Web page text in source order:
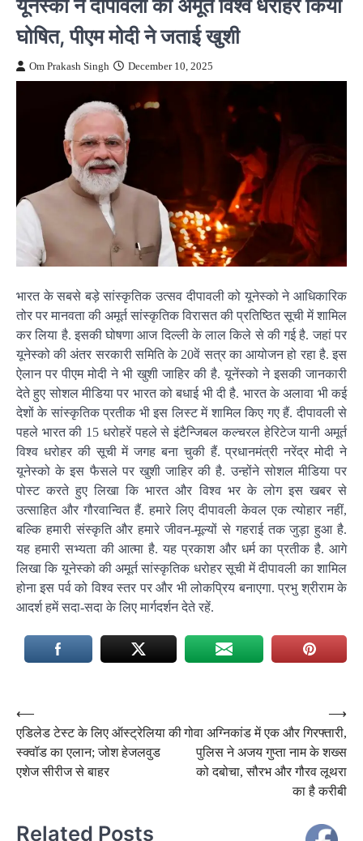
घोषित, पीएम मोदी ने जताई खुशी
Om Prakash Singh December 10, 2025
भारत के सबसे बड़े सांस्कृतिक उत्सव दीपावली को यूनेस्को ने आधिकारिक
तोर पर मानवता की अमूर्त सांस्कृतिक विरासत की प्रतिष्ठित सूची में शामिल
कर लिया है. इसकी घोषणा आज दिल्ली के लाल किले से की गई है. जहां पर
यूनेस्को की अंतर सरकारी समिति के 20वें सत्र का आयोजन हो रहा है. इस
ऐलान पर पीएम मोदी ने भी खुशी जाहिर की है. यूनेंस्को ने इसकी जानकारी
देते हुए सोशल मीडिया पर भारत को बधाई भी दी है. भारत के अलावा भी कई
देशों के सांस्कृतिक प्रतीक भी इस लिस्ट में शामिल किए गए हैं. दीपावली से
पहले भारत की 15 धरोहरें पहले से इंटैन्जिबल कल्चरल हेरिटेज यानी अमूर्त
विश्व धरोहर की सूची में जगह बना चुकी हैं. प्रधानमंत्री नरेंद्र मोदी ने
यूनेस्को के इस फैसले पर खुशी जाहिर की है. उन्होंने सोशल मीडिया पर
पोस्ट करते हुए लिखा कि भारत और विश्व भर के लोग इस खबर से
उत्साहित और गौरवान्वित हैं. हमारे लिए दीपावली केवल एक त्योहार नहीं,
बल्कि हमारी संस्कृति और हमारे जीवन-मूल्यों से गहराई तक जुड़ा हुआ है.
यह हमारी सभ्यता की आत्मा है. यह प्रकाश और धर्म का प्रतीक है. आगे
लिखा कि यूनेस्को की अमूर्त सांस्कृतिक धरोहर सूची में दीपावली का शामिल
होना इस पर्व को विश्व स्तर पर और भी लोकप्रिय बनाएगा. प्रभु श्रीराम के
आदर्श हमें सदा-सदा के लिए मार्गदर्शन देते रहें.
Post
navigation
⟵
एडिलेड टेस्ट के लिए ऑस्ट्रेलिया की
स्क्वॉड का एलान; जोश हेजलवुड
एशेज सीरीज से बाहर
गोवा अग्निकांड में एक और गिरफ्तारी,
पुलिस ने अजय गुप्ता नाम के शख्स
को दबोचा, सौरभ और गौरव लूथरा
का है करीबी
⟶
Related Posts